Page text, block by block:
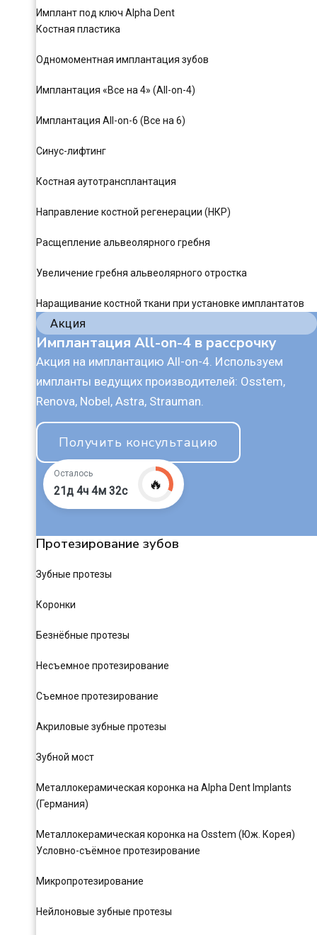
Имплант под ключ Alpha Dent
Костная пластика
Одномоментная имплантация зубов
Имплантация «Все на 4» (All-on-4)
Имплантация All-on-6 (Все на 6)
Синус-лифтинг
Костная аутотрансплантация
Направление костной регенерации (НКР)
Расщепление альвеолярного гребня
Увеличение гребня альвеолярного отростка
Наращивание костной ткани при установке имплантатов
Акция
Имплантация All-on-4 в рассрочку
Акция на имплантацию All-on-4. Используем
импланты ведущих производителей: Osstem,
Renova, Nobel, Astra, Strauman.
Получить консультацию
Осталось
21д 4ч 4м 31с 🔥
Протезирование зубов
Зубные протезы
Коронки
Безнёбные протезы
Несъемное протезирование
Съемное протезирование
Акриловые зубные протезы
Зубной мост
Металлокерамическая коронка на Alpha Dent Implants
(Германия)
Металлокерамическая коронка на Osstem (Юж. Корея)
Условно-съёмное протезирование
Микропротезирование
Нейлоновые зубные протезы